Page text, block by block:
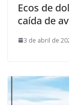
Ecos de
caída de
3 de abril de